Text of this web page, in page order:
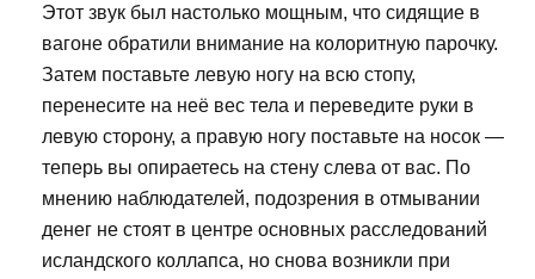
Этот звук был настолько мощным, что сидящие в
вагоне обратили внимание на колоритную парочку.
Затем поставьте левую ногу на всю стопу,
перенесите на неё вес тела и переведите руки в
левую сторону, а правую ногу поставьте на носок —
теперь вы опираетесь на стену слева от вас. По
мнению наблюдателей, подозрения в отмывании
денег не стоят в центре основных расследований
исландского коллапса, но снова возникли при